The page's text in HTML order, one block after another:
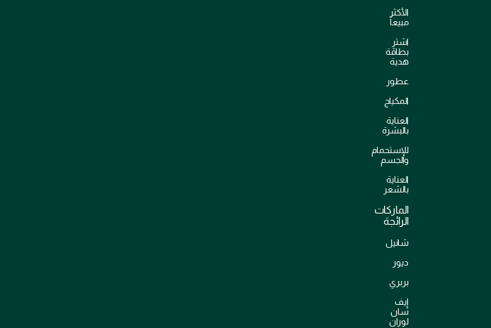
الأكثر
مبيعاً
اشترِ
بطاقة
هدية
عطور
المكياج
العناية
بالبشرة
للإستحمام
والجسم
العناية
بالشعر
الماركات
الرائجة
شانيل
ديور
بربري
إيف
سان
لوران